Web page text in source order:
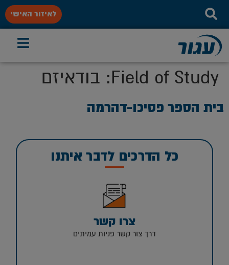
לאיזור האישי
Field of Study: בודאיזם
בית הספר פסיכו-דהרמה
כל הדרכים לדבר איתנו
צרו קשר
דרך צור קשר פניות עמיתים